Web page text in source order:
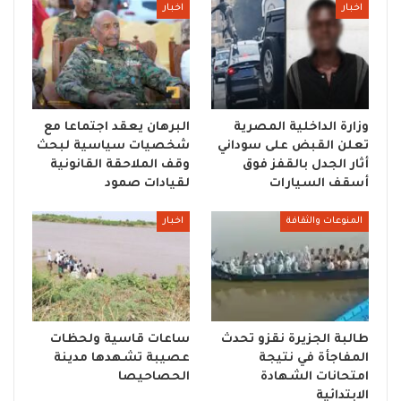
اخبار
وزارة الداخلية المصرية
تعلن القبض على سوداني
أثار الجدل بالقفز فوق
أسقف السيارات
اخبار
البرهان يعقد اجتماعا مع
شخصيات سياسية لبحث
وقف الملاحقة القانونية
لقيادات صمود
المنوعات والثقافة
طالبة الجزيرة نقزو تحدث
المفاجأة في نتيجة
امتحانات الشهادة
الابتدائية
اخبار
ساعات قاسية ولحظات
عصيبة تشهدها مدينة
الحصاحيصا